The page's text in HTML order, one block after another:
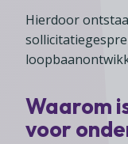
Hierdoor
Waarom
voor